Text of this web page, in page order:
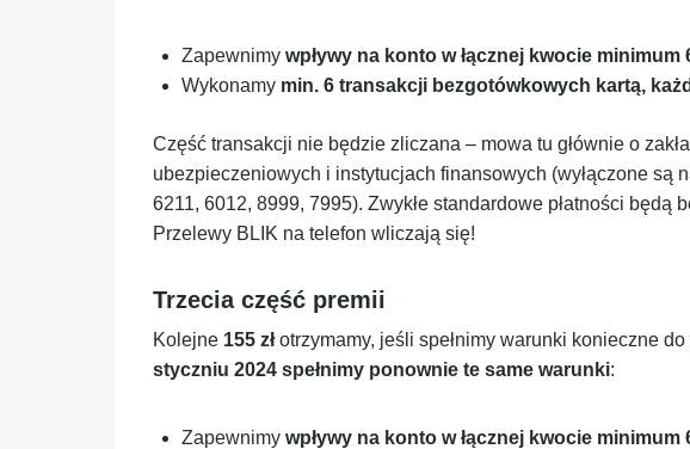
Zapewnimy wpływy na konto w łącznej kwocie minimum
Wykonamy min. 6 transakcji bezgotówkowych kartą,
Część transakcji nie będzie zliczana – mowa tu głównie o
ubezpieczeniowych i instytucjach finansowych (wyłączone są
6211, 6012, 8999, 7995). Zwykłe standardowe płatności będą
Przelewy BLIK na telefon wliczają się!
Trzecia część premii
Kolejne 155 złotrzymamy, jeśli spełnimy warunki konieczne
styczniu 2024 spełnimy ponownie te same warunki:
Zapewnimy wpływy na konto w łącznej kwocie minimum